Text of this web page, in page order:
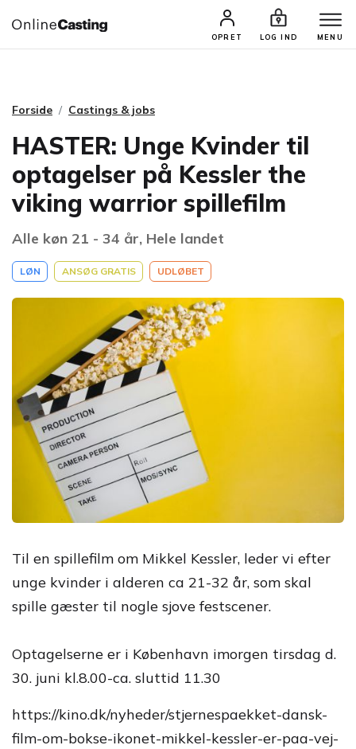
OPRET LOG IND MENU
CASTINGS & JOBS SØG PROFIL
Forside Castings & jobs
HASTER: Unge Kvinder til
optagelser på Kessler the
viking warrior spillefilm
Alle køn 21 - 34 år, Hele landet
LØN ANSØG GRATIS UDLØBET
Til en spillefilm om Mikkel Kessler, leder vi efter
unge kvinder i alderen ca 21-32 år, som skal
spille gæster til nogle sjove festscener.
Optagelserne er i København imorgen tirsdag d.
30. juni kl.8.00-ca. sluttid 11.30
https://kino.dk/nyheder/stjernespaekket-dansk-
film-om-bokse-ikonet-mikkel-kessler-er-paa-vej-